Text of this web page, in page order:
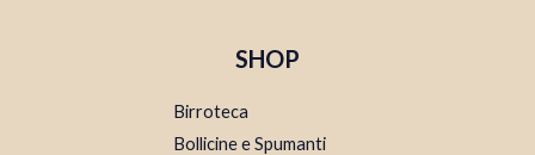
SHOP
Birroteca
Bollicine e Spumanti